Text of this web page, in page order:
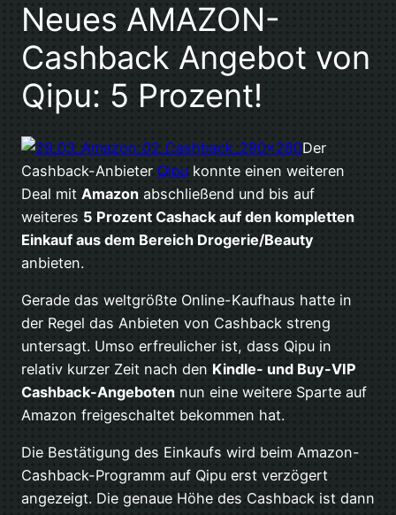
Neues AMAZON-
Cashback Angebot von
Qipu: 5 Prozent!
Der
Cashback-Anbieter Qipu konnte einen weiteren
Deal mit Amazon abschließend und bis auf
weiteres 5 Prozent Cashack auf den kompletten
Einkauf aus dem Bereich Drogerie/Beauty
anbieten.
Gerade das weltgrößte Online-Kaufhaus hatte in
der Regel das Anbieten von Cashback streng
untersagt. Umso erfreulicher ist, dass Qipu in
relativ kurzer Zeit nach den Kindle- und Buy-VIP
Cashback-Angeboten nun eine weitere Sparte auf
Amazon freigeschaltet bekommen hat.
Die Bestätigung des Einkaufs wird beim Amazon-
Cashback-Programm auf Qipu erst verzögert
angezeigt. Die genaue Höhe des Cashback ist dann